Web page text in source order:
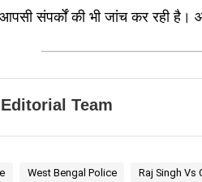
संपर्कों की भी जांच कर रही है।
Editorial Team
West Bengal Police Raj Singh Vs